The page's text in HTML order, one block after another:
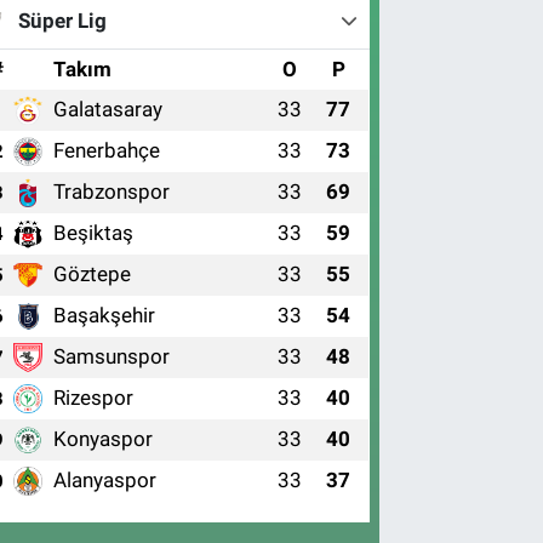
Süper Lig
Takım O P
Galatasaray 33 77
Fenerbahçe 33 73
Trabzonspor 33 69
Beşiktaş 33 59
Göztepe 33 55
Başakşehir 33 54
Samsunspor 33 48
Rizespor 33 40
Konyaspor 33 40
Alanyaspor 33 37